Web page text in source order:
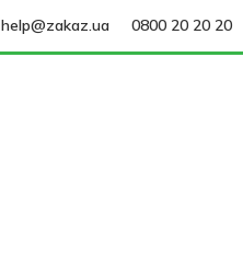
help@zakaz.ua 0800 20 20 20